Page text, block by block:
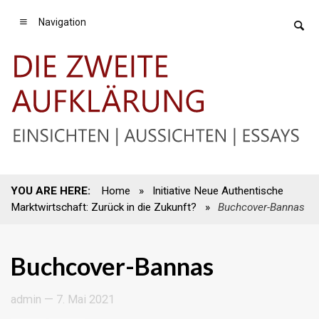
Navigation
YOU ARE HERE: Home »
Initiative Neue Authentische
Marktwirtschaft: Zurück in die Zukunft?
» Buchcover-Bannas
Buchcover-Bannas
admin — 7. Mai 2021